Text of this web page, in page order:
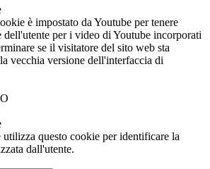
è impostato da Youtube per tenere
dell'utente per i video di Youtube incorporati
se il visitatore del sito web sta
vecchia versione dell'interfaccia di
utilizza questo cookie per identificare la
dall'utente.